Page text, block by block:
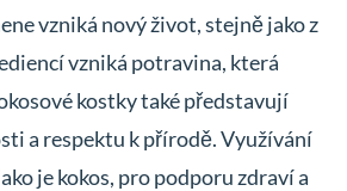
vzniká nový život, stejně jako z
vzniká potravina, která
kostky také představují
a respektu k přírodě. Využívání
je kokos, pro podporu zdraví a